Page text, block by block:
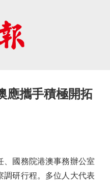
應攜手積極開拓
國務院港澳事務辦公室
調研行程。多位人大代表